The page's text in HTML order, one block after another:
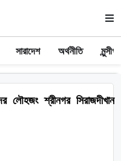
সারাদেশ অর্থনীতি
লৌহজং শ্রীনগর সিরাজদীখান